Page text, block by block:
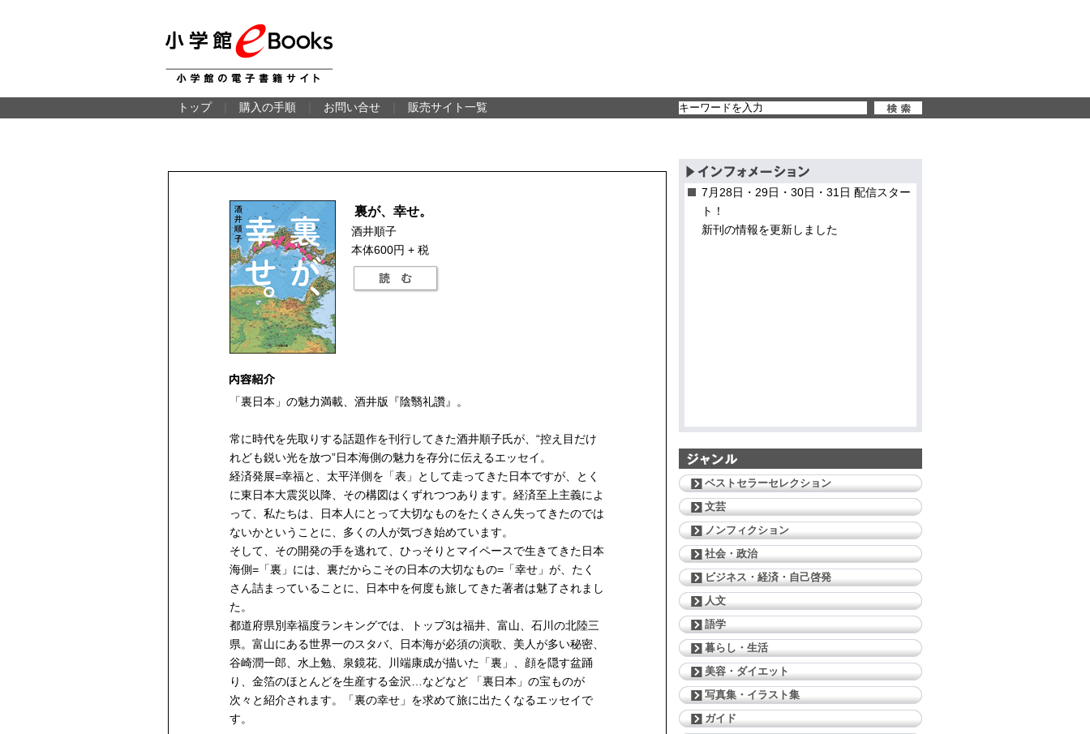
トップ 購入の手順 お問い合せ 販売サイト一覧
裏が、幸せ。
酒井順子
本体600円 + 税
「裏日本」の魅力満載、酒井版『陰翳礼讚』。
常に時代を先取りする話題作を刊行してきた酒井順子氏が、“控え目だけ
れども鋭い光を放つ”日本海側の魅力を存分に伝えるエッセイ。
経済発展=幸福と、太平洋側を「表」として走ってきた日本ですが、とく
に東日本大震災以降、その構図はくずれつつあります。経済至上主義によ
って、私たちは、日本人にとって大切なものをたくさん失ってきたのでは
ないかということに、多くの人が気づき始めています。
そして、その開発の手を逃れて、ひっそりとマイペースで生きてきた日本
海側=「裏」には、裏だからこその日本の大切なもの=「幸せ」が、たく
さん詰まっていることに、日本中を何度も旅してきた著者は魅了されまし
た。
都道府県別幸福度ランキングでは、トップ3は福井、富山、石川の北陸三
県。富山にある世界一のスタバ、日本海が必須の演歌、美人が多い秘密、
谷崎潤一郎、水上勉、泉鏡花、川端康成が描いた「裏」、顔を隠す盆踊
り、金箔のほとんどを生産する金沢…などなど 「裏日本」の宝ものが
次々と紹介されます。「裏の幸せ」を求めて旅に出たくなるエッセイで
す。
7月28日・29日・30日・31日 配信スター
ト！
新刊の情報を更新しました
ベストセラーセレクション
文芸
ノンフィクション
社会・政治
ビジネス・経済・自己啓発
人文
語学
暮らし・生活
美容・ダイエット
写真集・イラスト集
ガイド